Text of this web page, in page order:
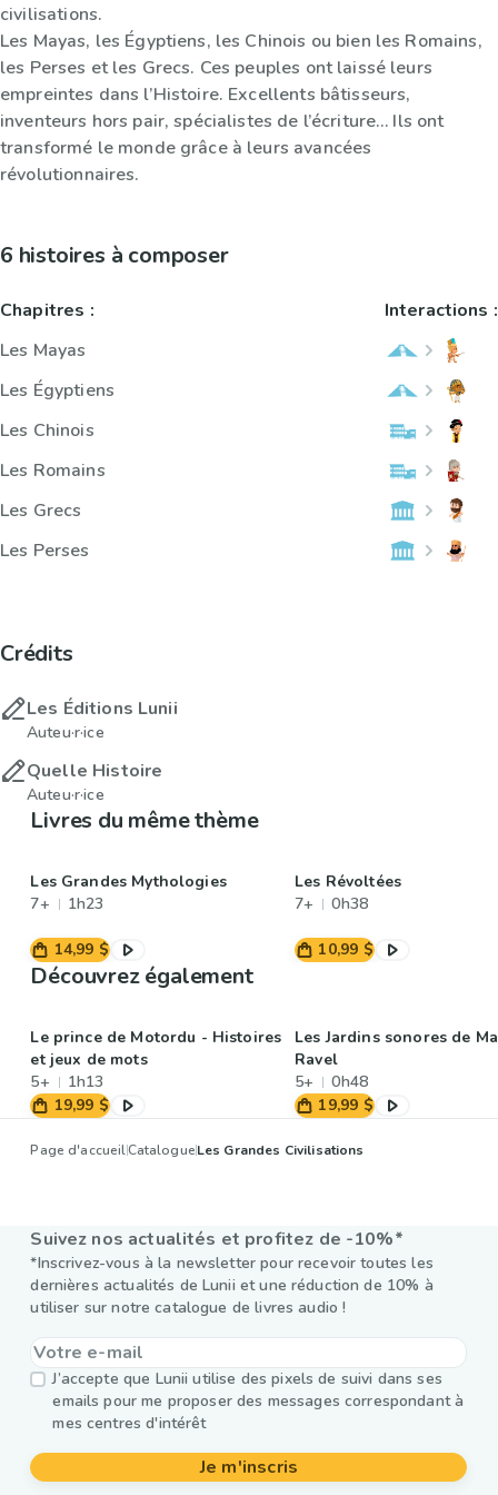
civilisations.
Les Mayas, les Égyptiens, les Chinois ou bien les Romains,
les Perses et les Grecs. Ces peuples ont laissé leurs
empreintes dans l’Histoire. Excellents bâtisseurs,
inventeurs hors pair, spécialistes de l’écriture… Ils ont
transformé le monde grâce à leurs avancées
révolutionnaires.
6 histoires à composer
Chapitres :
Les Mayas
Les Égyptiens
Les Chinois
Les Romains
Les Grecs
Les Perses
Interactions :
Crédits
Les Éditions Lunii
Auteu·r·ice
Quelle Histoire
Auteu·r·ice
Livres du même thème
Les Grandes Mythologies
7+
1h23
14,99 $
Les Révoltées
7+
0h38
10,99 $
Découvrez également
Le prince de Motordu - Histoires
et jeux de mots
5+
1h13
19,99 $
Les Jardins sonores de
Ravel
5+
0h48
19,99 $
Page d'accueilCatalogueLes Grandes Civilisations
Suivez nos actualités et profitez de -10%*
*Inscrivez-vous à la newsletter pour recevoir toutes les
dernières actualités de Lunii et une réduction de 10% à
utiliser sur notre catalogue de livres audio !
J’accepte que Lunii utilise des pixels de suivi dans ses
emails pour me proposer des messages correspondant à
mes centres d'intérêt
Je m'inscris